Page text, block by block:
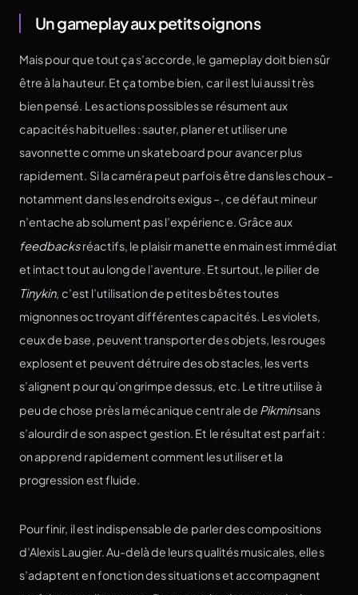
Un gameplay aux petits oignons
Mais pour que tout ça s’accorde, le gameplay doit bien sûr
être à la hauteur. Et ça tombe bien, car il est lui aussi très
bien pensé. Les actions possibles se résument aux
capacités habituelles : sauter, planer et utiliser une
savonnette comme un skateboard pour avancer plus
rapidement. Si la caméra peut parfois être dans les choux –
notamment dans les endroits exigus –, ce défaut mineur
n’entache absolument pas l’expérience. Grâce aux
feedbacksréactifs, le plaisir manette en main est immédiat
et intact tout au long de l’aventure. Et surtout, le pilier de
Tinykin, c’est l’utilisation de petites bêtes toutes
mignonnes octroyant différentes capacités. Les violets,
ceux de base, peuvent transporter des objets, les rouges
explosent et peuvent détruire des obstacles, les verts
s’alignent pour qu’on grimpe dessus, etc. Le titre utilise à
peu de chose près la mécanique centrale de Pikminsans
s’alourdir de son aspect gestion. Et le résultat est parfait :
on apprend rapidement comment les utiliser et la
progression est fluide.
Pour finir, il est indispensable de parler des compositions
d’Alexis Laugier. Au-delà de leurs qualités musicales, elles
s’adaptent en fonction des situations et accompagnent